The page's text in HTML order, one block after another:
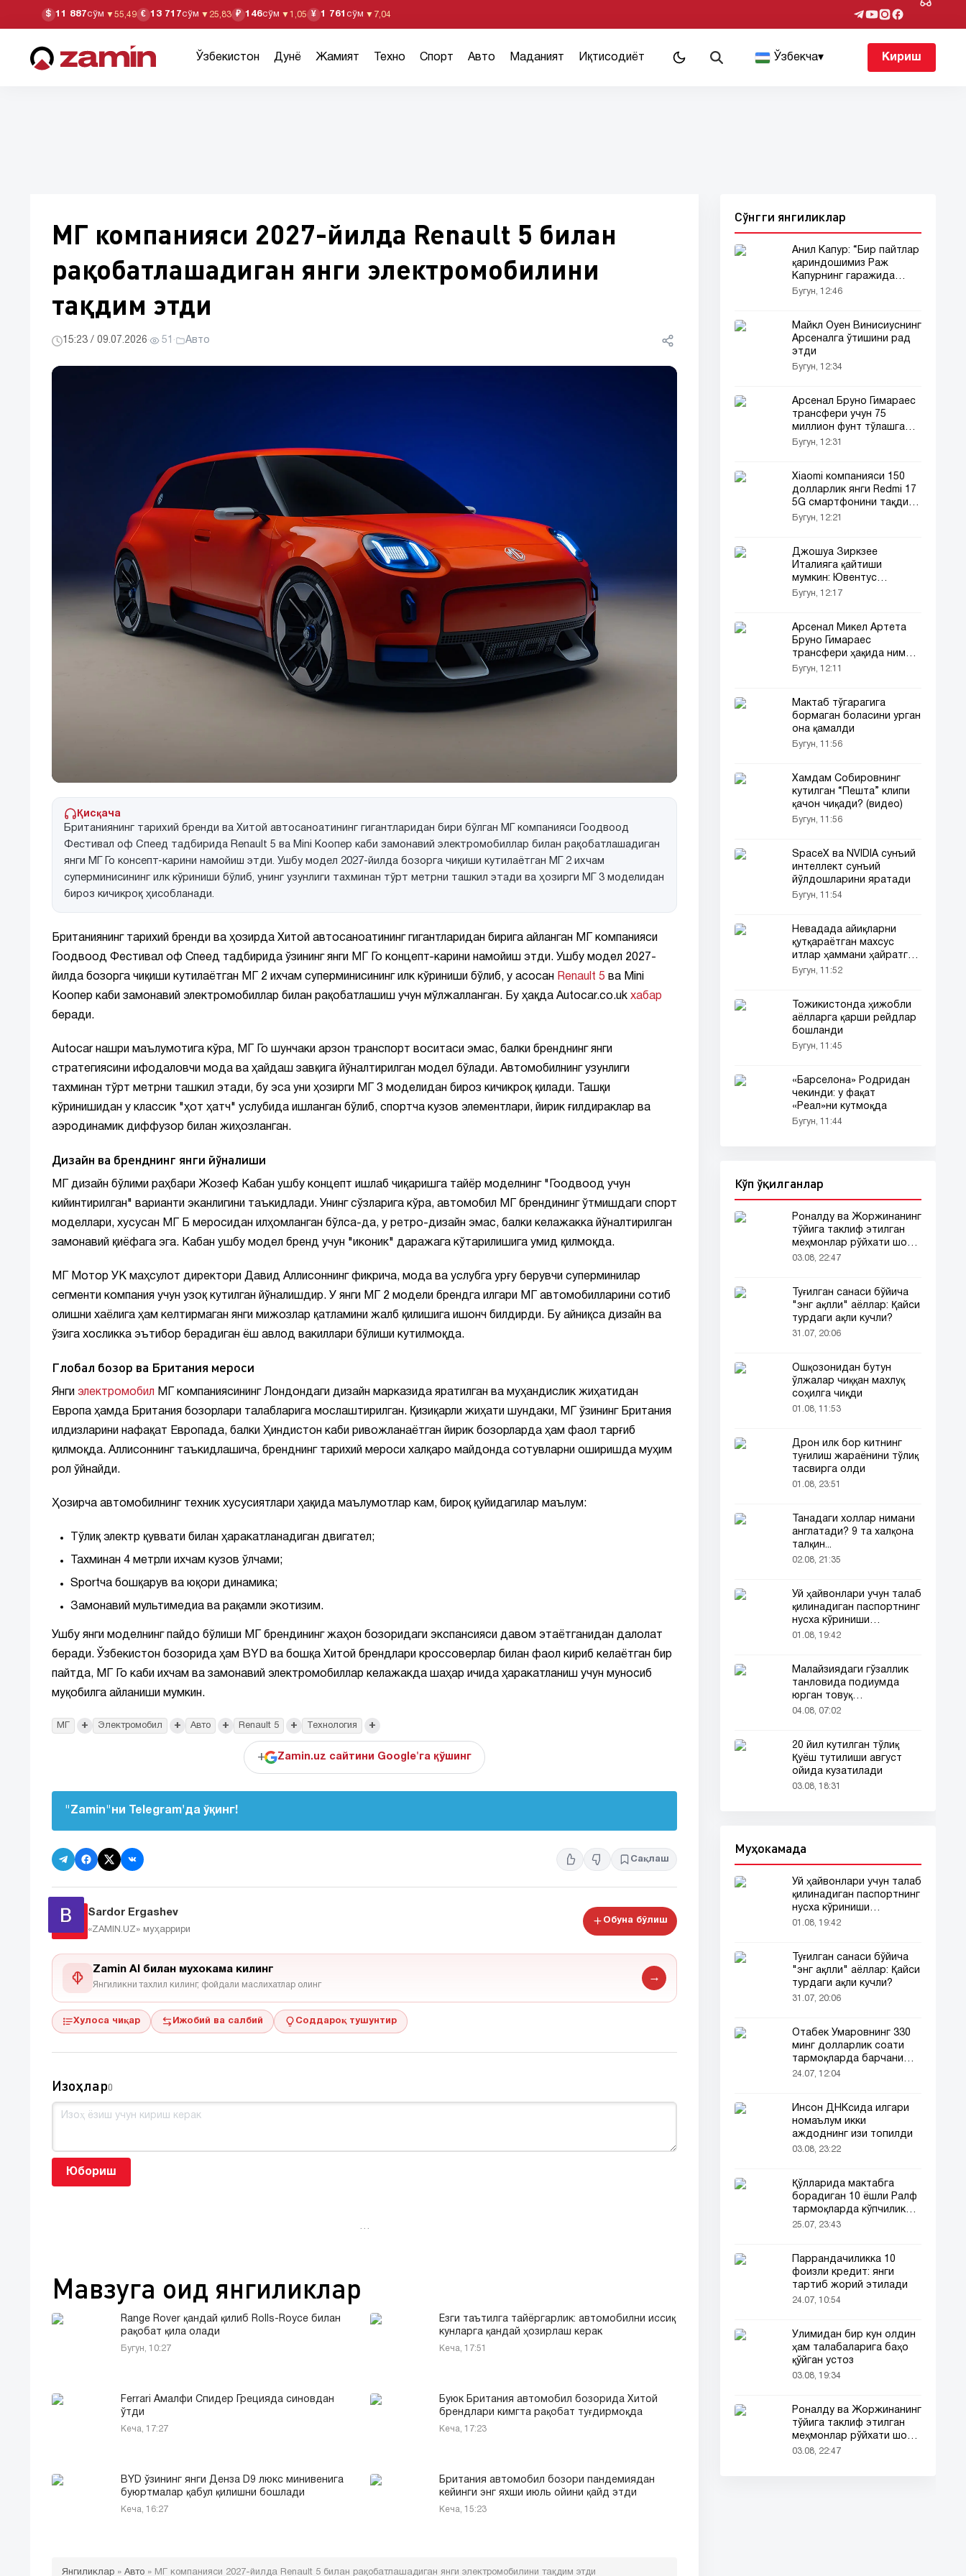
$ 11 887сўм ▼55,49 € 13 717сўм ▼ 25,83 ₽ 146сўм ▼1,05 ¥ 1 761 сўм ▼ 7,04
Ўзбекистон Дунё Жамият Техно Спорт Авто Маданият Иқтисодиёт Ўзбекча▾ Кириш
МГ компанияси 2027-йилда Renault 5 билан
рақобатлашадиган янги электромобилини
тақдим этди
15:23 / 09.07.2026· 51 · Авто
Қисқача
Британиянинг тарихий бренди ва Хитой автосаноатининг гигантларидан бири бўлган МГ компанияси Гоодвоод
Фестивал оф Спеед тадбирида Renault 5 ва Mini Коопер каби замонавий электромобиллар билан рақобатлашадиган
янги МГ Го консепт-карини намойиш этди. Ушбу модел 2027-йилда бозорга чиқиши кутилаётган МГ 2 ихчам
суперминисининг илк кўриниши бўлиб, унинг узунлиги тахминан тўрт метрни ташкил этади ва ҳозирги МГ 3 моделидан
бироз кичикроқ ҳисобланади.
Британиянинг тарихий бренди ва ҳозирда Хитой автосаноатининг гигантларидан бирига айланган МГ компанияси
Гоодвоод Фестивал оф Спеед тадбирида ўзининг янги МГ Го концепт-карини намойиш этди. Ушбу модел 2027-
йилда бозорга чиқиши кутилаётган МГ 2 ихчам суперминисининг илк кўриниши бўлиб, у асосан Renault 5 ва Mini
Коопер каби замонавий электромобиллар билан рақобатлашиш учун мўлжалланган. Бу ҳақда Autocar.co.uk хабар
беради.
Autocar нашри маълумотига кўра, МГ Го шунчаки арзон транспорт воситаси эмас, балки бренднинг янги
стратегиясини ифодаловчи мода ва ҳайдаш завқига йўналтирилган модел бўлади. Автомобилнинг узунлиги
тахминан тўрт метрни ташкил этади, бу эса уни ҳозирги МГ 3 моделидан бироз кичикроқ қилади. Ташқи
кўринишидан у классик "ҳот ҳатч" услубида ишланган бўлиб, спортча кузов элементлари, йирик ғилдираклар ва
аэродинамик диффузор билан жиҳозланган.
Дизайн ва бренднинг янги йўналиши
МГ дизайн бўлими раҳбари Жозеф Кабан ушбу концепт ишлаб чиқаришга тайёр моделнинг "Гоодвоод учун
кийинтирилган" варианти эканлигини таъкидлади. Унинг сўзларига кўра, автомобил МГ брендининг ўтмишдаги спорт
моделлари, хусусан МГ Б меросидан илҳомланган бўлса-да, у ретро-дизайн эмас, балки келажакка йўналтирилган
замонавий қиёфага эга. Кабан ушбу модел бренд учун "иконик" даражага кўтарилишига умид қилмоқда.
МГ Мотор УК маҳсулот директори Давид Аллисоннинг фикрича, мода ва услубга урғу берувчи суперминилар
сегменти компания учун узоқ кутилган йўналишдир. У янги МГ 2 модели брендга илгари МГ автомобилларини сотиб
олишни хаёлига ҳам келтирмаган янги мижозлар қатламини жалб қилишига ишонч билдирди. Бу айниқса дизайн ва
ўзига хосликка эътибор берадиган ёш авлод вакиллари бўлиши кутилмоқда.
Глобал бозор ва Британия мероси
Янги электромобил МГ компаниясининг Лондондаги дизайн марказида яратилган ва муҳандислик жиҳатидан
Европа ҳамда Британия бозорлари талабларига мослаштирилган. Қизиқарли жиҳати шундаки, МГ ўзининг Британия
илдизларини нафақат Европада, балки Ҳиндистон каби ривожланаётган йирик бозорларда ҳам фаол тарғиб
қилмоқда. Аллисоннинг таъкидлашича, бренднинг тарихий мероси халқаро майдонда сотувларни оширишда муҳим
рол ўйнайди.
Ҳозирча автомобилнинг техник хусусиятлари ҳақида маълумотлар кам, бироқ қуйидагилар маълум:
Тўлиқ электр қуввати билан ҳаракатланадиган двигател;
Тахминан 4 метрли ихчам кузов ўлчами;
Sportча бошқарув ва юқори динамика;
Замонавий мультимедиа ва рақамли экотизим.
Ушбу янги моделнинг пайдо бўлиши МГ брендининг жаҳон бозоридаги экспансияси давом этаётганидан далолат
беради. Ўзбекистон бозорида ҳам BYD ва бошқа Хитой брендлари кроссоверлар билан фаол кириб келаётган бир
пайтда, МГ Го каби ихчам ва замонавий электромобиллар келажакда шаҳар ичида ҳаракатланиш учун муносиб
муқобилга айланиши мумкин.
МГ + Электромобил + Авто + Renault 5 + Технология +
+ Zamin.uz сайтини Google'га қўшинг
"Zamin"ни Telegram'да ўқинг!
Сақлаш
Sardor Ergashev
«ZAMIN.UZ» муҳаррири
Обуна бўлиш
Zamin AI билан мухокама килинг
Янгиликни тахлил килинг, фойдали маслихатлар олинг
→
Хулоса чиқар Ижобий ва салбий Соддароқ тушунтир
Изоҳлар0
Юбориш
…
Мавзуга оид янгиликлар
Range Rover қандай қилиб Rolls-Royce билан
рақобат қила олади
Бугун, 10:27
Ёзги таътилга тайёргарлик: автомобилни иссиқ
кунларга қандай ҳозирлаш керак
Кеча, 17:51
Ferrari Амалфи Спидер Грецияда синовдан
ўтди
Кеча, 17:27
Буюк Британия автомобил бозорида Хитой
брендлари кимгта рақобат туғдирмоқда
Кеча, 17:23
BYD ўзининг янги Денза D9 люкс минивенига
буюртмалар қабул қилишни бошлади
Кеча, 16:27
Британия автомобил бозори пандемиядан
кейинги энг яхши июль ойини қайд этди
Кеча, 15:23
Янгиликлар » Авто » МГ компанияси 2027-йилда Renault 5 билан рақобатлашадиган янги электромобилини тақдим этди
Сўнгги янгиликлар
Анил Капур: “Бир пайтлар
қариндошимиз Раж
Капурнинг гаражида
яшаганмиз”
Бугун, 12:46
Майкл Оуен Винисиуснинг
Арсеналга ўтишини рад
этди
Бугун, 12:34
Арсенал Бруно Гимараес
трансфери учун 75
миллион фунт тўлашга
келишди
Бугун, 12:31
Xiaomi компанияси 150
долларлик янги Redmi 17
5G смартфонини тақдим
этди
Бугун, 12:21
Джошуа Зиркзее
Италияга қайтиши
мумкин: Ювентус
ҳужумчини ижарага
Бугун, 12:17
Арсенал Микел Артета
Бруно Гимараес
трансфери ҳақида нима
деди
Бугун, 12:11
Мактаб тўгарагига
бормаган боласини урган
она қамалди
Бугун, 11:56
Хамдам Собировнинг
кутилган “Пешта” клипи
қачон чиқади? (видео)
Бугун, 11:56
SpaceX ва NVIDIA сунъий
интеллект сунъий
йўлдошларини яратади
Бугун, 11:54
Невадада айиқларни
қутқараётган махсус
итлар ҳаммани ҳайратга
солди
Бугун, 11:52
Тожикистонда ҳижобли
аёлларга қарши рейдлар
бошланди
Бугун, 11:45
«Барселона» Родридан
чекинди: у фақат
«Реал»ни кутмоқда
Бугун, 11:44
Кўп ўқилганлар
Роналду ва Жоржинанинг
тўйига таклиф этилган
меҳмонлар рўйхати шов-
шувда
03.08, 22:47
Туғилган санаси бўйича
"энг ақлли" аёллар: Қайси
турдаги ақли кучли?
31.07, 20:06
Ошқозонидан бутун
ўлжалар чиққан махлуқ
соҳилга чиқди
01.08, 11:53
Дрон илк бор китнинг
туғилиш жараёнини тўлиқ
тасвирга олди
01.08, 23:51
Танадаги холлар нимани
англатади? 9 та халқона
талқин...
02.08, 21:35
Уй ҳайвонлари учун талаб
қилинадиган паспортнинг
нусха кўриниши
тармоқларда тарқалди
01.08, 19:42
Малайзиядаги гўзаллик
танловида подиумда
юрган товуқ
томошабинлар
04.08, 07:02
20 йил кутилган тўлиқ
Қуёш тутилиши август
ойида кузатилади
03.08, 18:31
Муҳокамада
Уй ҳайвонлари учун талаб
қилинадиган паспортнинг
нусха кўриниши
тармоқларда тарқалди
01.08, 19:42
Туғилган санаси бўйича
"энг ақлли" аёллар: Қайси
турдаги ақли кучли?
31.07, 20:06
Отабек Умаровнинг 330
минг долларлик соати
тармоқларда барчани
эътиборини тортди!
24.07, 12:04
Инсон ДНКсида илгари
номаълум икки
аждоднинг изи топилди
03.08, 23:22
Қўлларида мактабга
борадиган 10 ёшли Ралф
тармоқларда кўпчиликни
таъсирлантирди
25.07, 23:43
Паррандачиликка 10
фоизли кредит: янги
тартиб жорий этилади
24.07, 10:54
Ўлимидан бир кун олдин
ҳам талабаларига баҳо
қўйган устоз
03.08, 19:34
Роналду ва Жоржинанинг
тўйига таклиф этилган
меҳмонлар рўйхати шов-
шувда
03.08, 22:47